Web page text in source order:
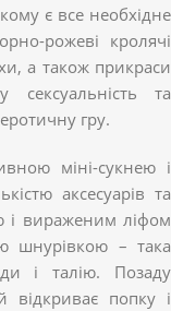
є все необхідне
рожеві кролячі
а також прикраси
та
гру.
міні-сукнею і
аксесуарів та
і вираженим ліфом
шнурівкою – така
і талію. Позаду
відкриває попку і